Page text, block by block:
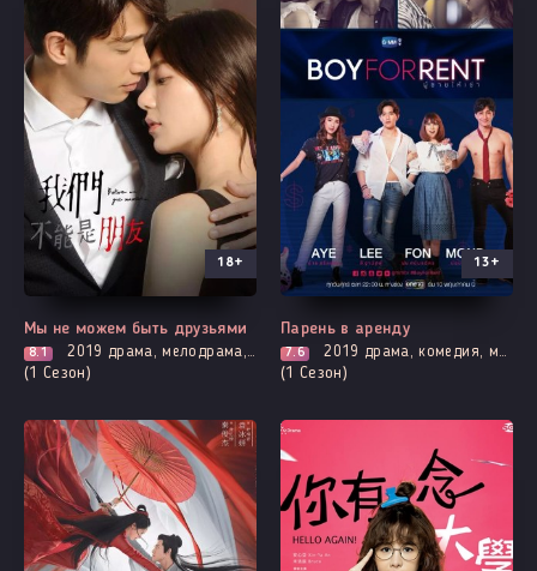
Все серии
18+
Мы не можем быть друзьями
8.1 2019 драма, мелодрама, адаптация новел, романтика
(1 Сезон)
Все серии
13+
Парень в аренду
7.6 2019 драма, комедия, мелодрама, про молодость и любовь, романтика
(1 Сезон)